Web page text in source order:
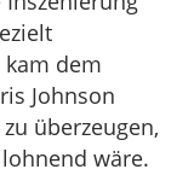
dem
Johnson
überzeugen,
wäre.